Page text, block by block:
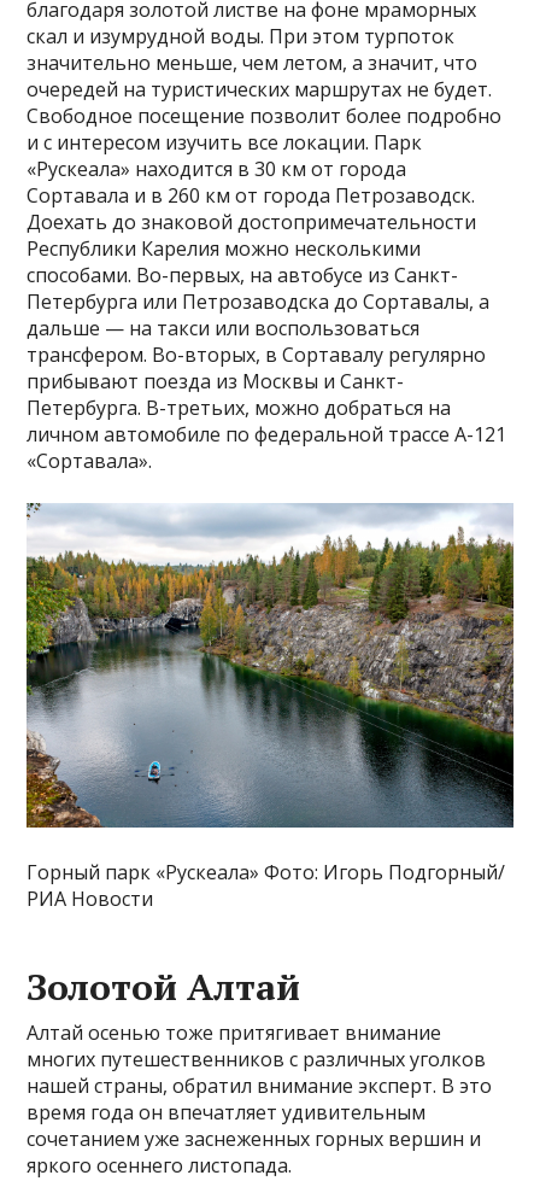
благодаря золотой листве на фоне мраморных
скал и изумрудной воды. При этом турпоток
значительно меньше, чем летом, а значит, что
очередей на туристических маршрутах не будет.
Свободное посещение позволит более подробно
и с интересом изучить все локации. Парк
«Рускеала» находится в 30 км от города
Сортавала и в 260 км от города Петрозаводск.
Доехать до знаковой достопримечательности
Республики Карелия можно несколькими
способами. Во-первых, на автобусе из Санкт-
Петербурга или Петрозаводска до Сортавалы, а
дальше — на такси или воспользоваться
трансфером. Во-вторых, в Сортавалу регулярно
прибывают поезда из Москвы и Санкт-
Петербурга. В-третьих, можно добраться на
личном автомобиле по федеральной трассе А-121
«Сортавала».
Горный парк «Рускеала» Фото: Игорь Подгорный/
РИА Новости
Золотой Алтай
Алтай осенью тоже притягивает внимание
многих путешественников с различных уголков
нашей страны, обратил внимание эксперт. В это
время года он впечатляет удивительным
сочетанием уже заснеженных горных вершин и
яркого осеннего листопада.